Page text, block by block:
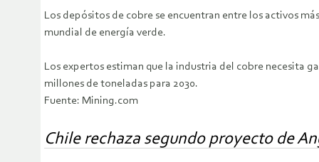
Los depósitos de cobre se encuentran entre los activos
mundial de energía verde.
Los expertos estiman que la industria del cobre necesita
millones de toneladas para 2030.
Fuente: Mining.com
Chile rechaza segundo proyecto de